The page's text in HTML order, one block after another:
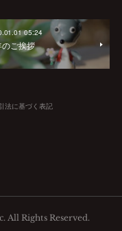
05:24
のご挨拶
法に基づく表記
All Rights Reserved.